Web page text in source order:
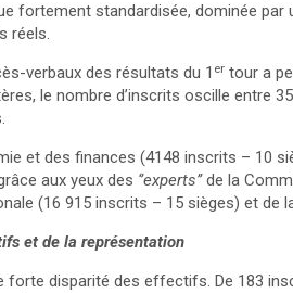
fortement standardisée, dominée par
réels.
verbaux des résultats du 1 er tour a
le nombre d’inscrits oscille entre
et des finances (4148 inscrits – 10
aux yeux des ‘’experts’’de la
(16 915 inscrits – 15 sièges) et de
et de la représentation
forte disparité des effectifs. De 183